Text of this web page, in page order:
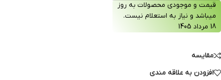
قیمت و موجودی محصولات به روز
میباشد و نیاز به استعلام نیست.
18 مرداد 1405
مقایسه
افزودن به علاقه مندی